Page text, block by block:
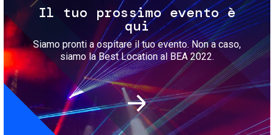
Il tuo prossimo evento è
qui
Siamo pronti a ospitare il tuo evento. Non a caso,
siamo la Best Location al BEA 2022.